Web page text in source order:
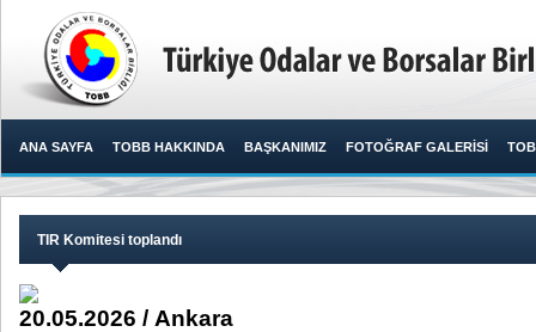
ANA SAYFA TOBB HAKKINDA BAŞKANIMIZ FOTOĞRAF GALERİSİ
TIR Komitesi toplandı
20.05.2026 / Ankara